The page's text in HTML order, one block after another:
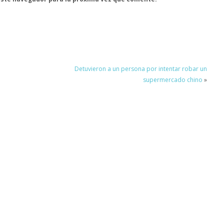
Detuvieron a un persona por intentar robar un
supermercado chino »